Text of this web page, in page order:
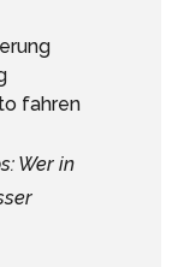
Wer in